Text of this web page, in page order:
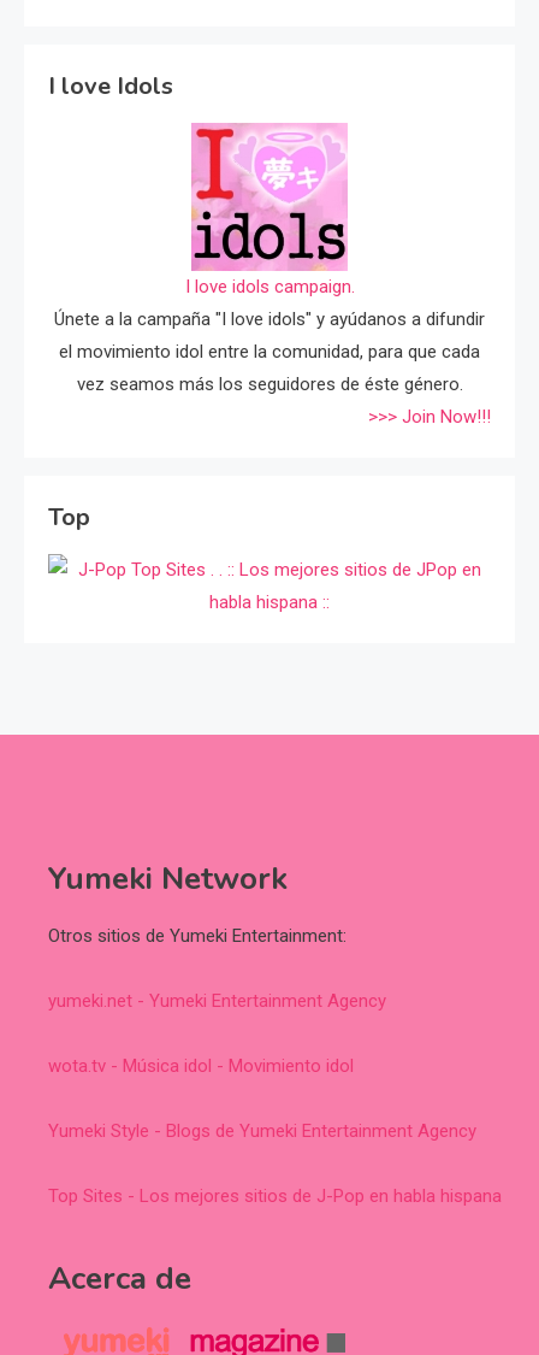
I love Idols
I love idols campaign.
Únete a la campaña "I love idols" y ayúdanos a difundir
el movimiento idol entre la comunidad, para que cada
vez seamos más los seguidores de éste género.
>>> Join Now!!!
Top
Yumeki Network
Otros sitios de Yumeki Entertainment:
yumeki.net - Yumeki Entertainment Agency
wota.tv - Música idol - Movimiento idol
Yumeki Style - Blogs de Yumeki Entertainment Agency
Top Sites - Los mejores sitios de J-Pop en habla hispana
Acerca de